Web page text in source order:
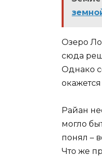
Озеро
сюда
Однако
Райан
могло
понял –
Что же